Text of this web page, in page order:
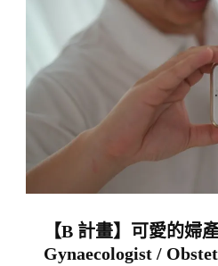
【B 計畫】可愛的婦
Gynaecologist /